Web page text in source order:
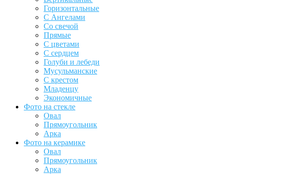
Горизонтальные
С Ангелами
Со свечой
Прямые
С цветами
С сердцем
Голуби и лебеди
Мусульманские
С крестом
Младенцу
Экономичные
Фото на стекле
Овал
Прямоугольник
Арка
Фото на керамике
Овал
Прямоугольник
Арка